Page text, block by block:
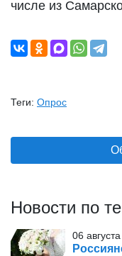
числе из
Теги: Опрос
Новости по
06